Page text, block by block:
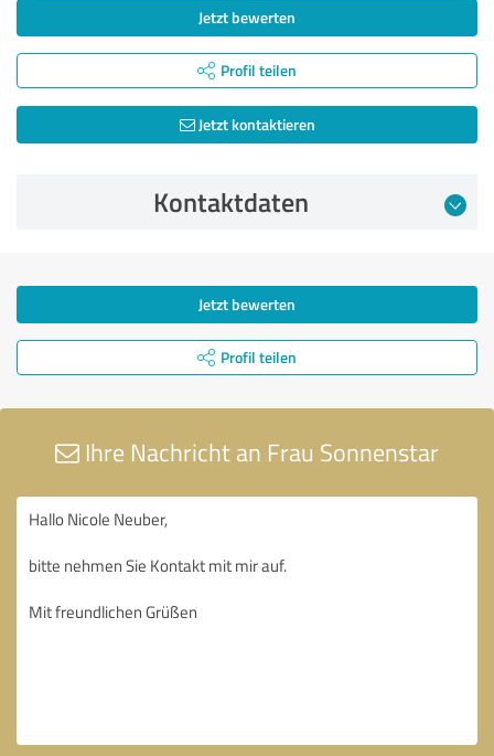
Jetzt bewerten
Profil teilen
Jetzt kontaktieren
Kontaktdaten
Jetzt bewerten
Profil teilen
Ihre Nachricht an Frau Sonnenstar